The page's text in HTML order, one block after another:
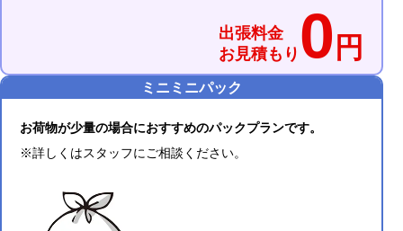
出張料金
お見積もり 0 円
ミニミニパック
お荷物が少量の場合におすすめのパックプランです。
※詳しくはスタッフにご相談ください。